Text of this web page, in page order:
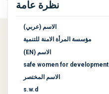
نظرة عامة
الاسم (عربي)
مؤسسة المرأة الامنة للتنمية
الاسم (EN)
safe women for development
الاسم المختصر
s.w.d